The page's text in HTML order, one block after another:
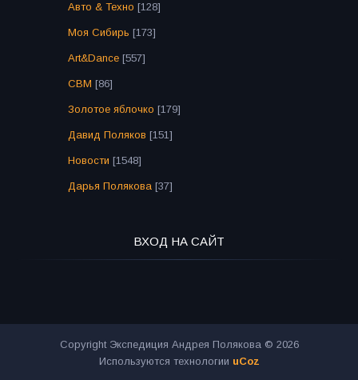
Авто & Техно [128]
Моя Сибирь [173]
Art&Dance [557]
СВМ [86]
Золотое яблочко [179]
Давид Поляков [151]
Новости [1548]
Дарья Полякова [37]
ВХОД НА САЙТ
Copyright Экспедиция Андрея Полякова © 2026
Используются технологии uCoz